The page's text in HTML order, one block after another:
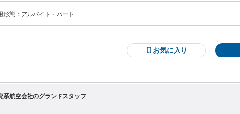
ずは話を聞くだけ…」という方も歓迎！ ご友人と一緒の応募もOKです♪ 気に
お気軽にご連絡ください。 【当社について】 当社は、旅行業をメインに
旅行 企業・学校などの団体旅行など、 お客様のニーズに応えた旅行商品を 提
できるお仕事です！ 笑顔に自信のある方、大歓迎です！
形態： アルバイト・パート
お気に入り
系航空会社のグランドスタッフ